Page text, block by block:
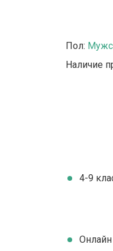
Пол:
Наличие
4-9
Онлайн